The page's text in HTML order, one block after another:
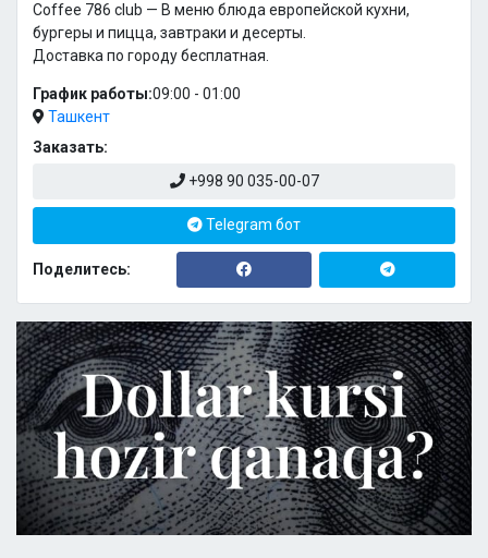
Coffee 786 club — В меню блюда европейской кухни,
бургеры и пицца, завтраки и десерты.
Доставка по городу бесплатная.
График работы:09:00 - 01:00
Ташкент
Заказать:
+998 90 035-00-07
Telegram бот
Поделитесь: